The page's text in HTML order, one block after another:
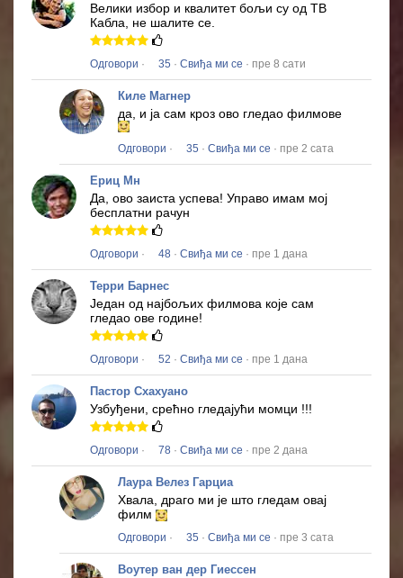
Велики избор и квалитет бољи су од ТВ
Кабла, не шалите се.
Одговори · 35 · Свиђа ми се · пре 8 сати
Киле Магнер
да, и ја сам кроз ово гледао филмове
Одговори · 35 · Свиђа ми се · пре 2 сата
Ериц Мн
Да, ово заиста успева! Управо имам мој
бесплатни рачун
Одговори · 48 · Свиђа ми се · пре 1 дана
Терри Барнес
Један од најбољих филмова које сам
гледао ове године!
Одговори · 52 · Свиђа ми се · пре 1 дана
Пастор Схахуано
Узбуђени, срећно гледајући момци !!!
Одговори · 78 · Свиђа ми се · пре 2 дана
Лаура Велез Гарциа
Хвала, драго ми је што гледам овај
филм
Одговори · 35 · Свиђа ми се · пре 3 сата
Воутер ван дер Гиессен